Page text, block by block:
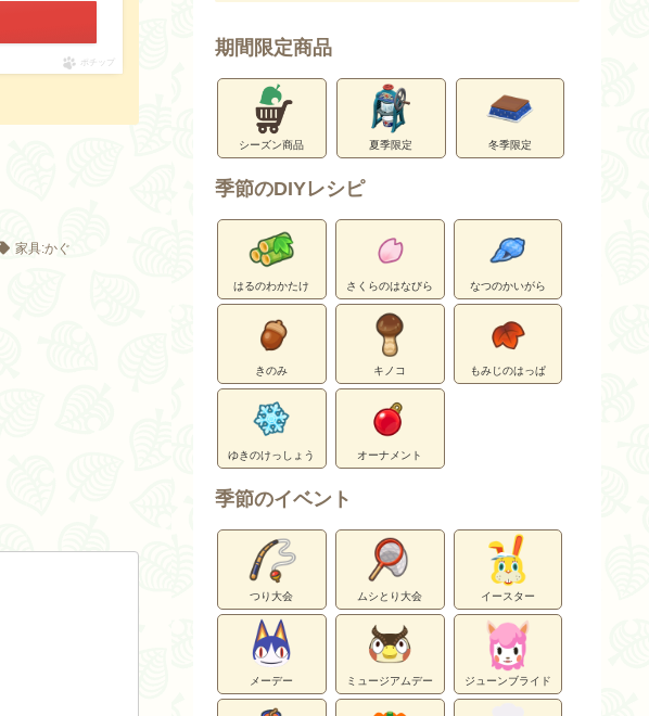
ポチップ
家具:かぐ
期間限定商品
シーズン商品 夏季限定 冬季限定
季節のDIYレシピ
はるのわかたけ さくらのはなびら なつのかいがら
きのみ キノコ もみじのはっぱ
ゆきのけっしょう オーナメント
季節のイベント
つり大会 ムシとり大会 イースター
メーデー ミュージアムデー ジューンブライド